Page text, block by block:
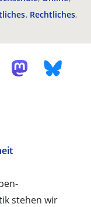
Rechtliches
stehen wir